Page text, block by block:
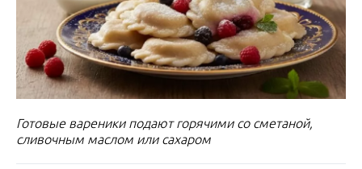
Готовые вареники подают горячими со сметаной,
сливочным маслом или сахаром